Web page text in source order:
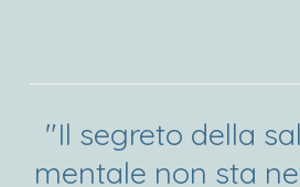
"Il segreto della
mentale non sta